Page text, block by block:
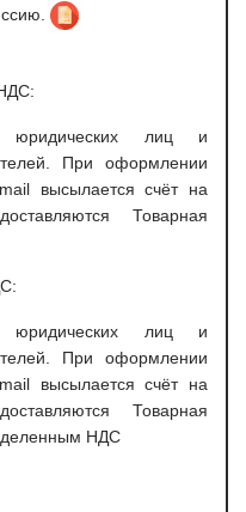
юридических лиц и
При оформлении
высылается счёт на
Товарная
юридических лиц и
При оформлении
высылается счёт на
Товарная
НДС